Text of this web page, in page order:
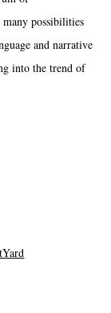
possibilities
and narrative
into the trend of